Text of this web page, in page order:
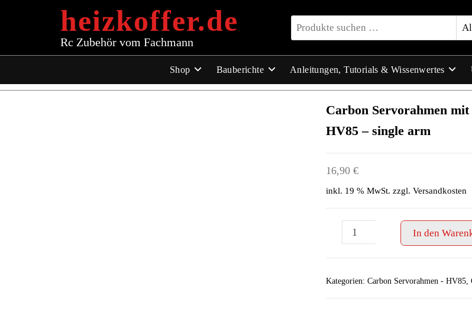
heizkoffer.de
Rc Zubehör vom Fachmann
Shop Bauberichte Anleitungen, Tutorials & Wissenwertes
Carbon Servorahmen mit
HV85 – single arm
16,90€
inkl. 19 % MwSt. zzgl.Versandkosten
Carbon
Servorahmen
HV85
-
In den
Kategorien:Carbon Servorahmen - HV85,